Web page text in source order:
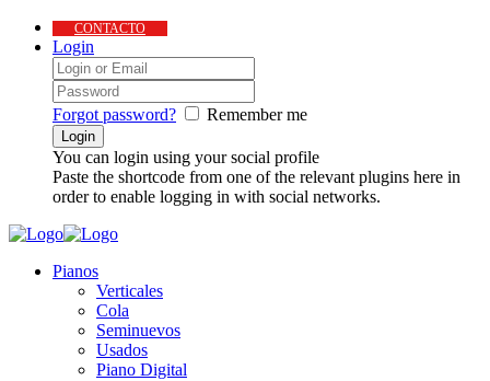
CONTACTO
Login
Forgot password? Remember me
You can login using your social profile
Paste the shortcode from one of the relevant plugins here in
order to enable logging in with social networks.
Pianos
Verticales
Cola
Seminuevos
Usados
Piano Digital